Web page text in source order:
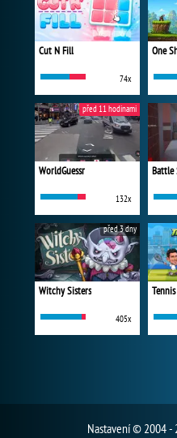
Cut N Fill
74x
WorldGuessr
132x
před 11 hodinami
Battle
Witchy Sisters
405x
před 3 dny
Nastavení© 2004 -